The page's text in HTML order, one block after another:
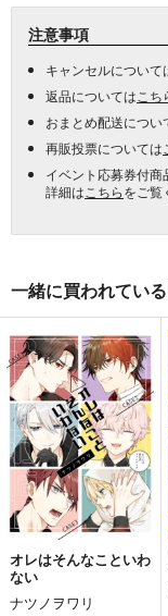
注意事項
キャンセルについて
返品については こち
おまとめ配送につい
再販投票については
イベント応募券付商
詳細は こちらをご覧
一緒に買われてい
オレはそんなこといわ
ない
ナツノヲワリ